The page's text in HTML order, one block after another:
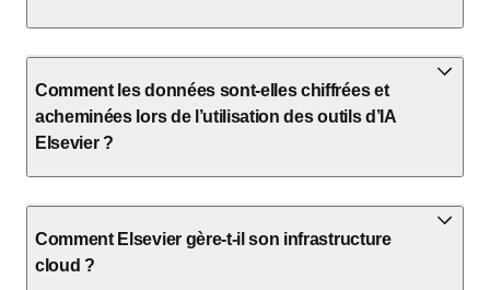
Comment les données sont-elles chiffrées et
acheminées lors de l’utilisation des outils d’IA
Elsevier ?
Comment Elsevier gère-t-il son infrastructure
cloud ?